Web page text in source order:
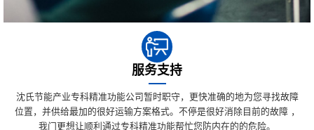
服务支持
沈氏节能产业专科精准功能公司暂时职守，更快准确的地为您寻找故障
位置，并供给最加的很好运输方案格式。不停是很好消除目前的故障 ，
我门更想让顺利通过专科精准功能帮忙您防内在的的危险。